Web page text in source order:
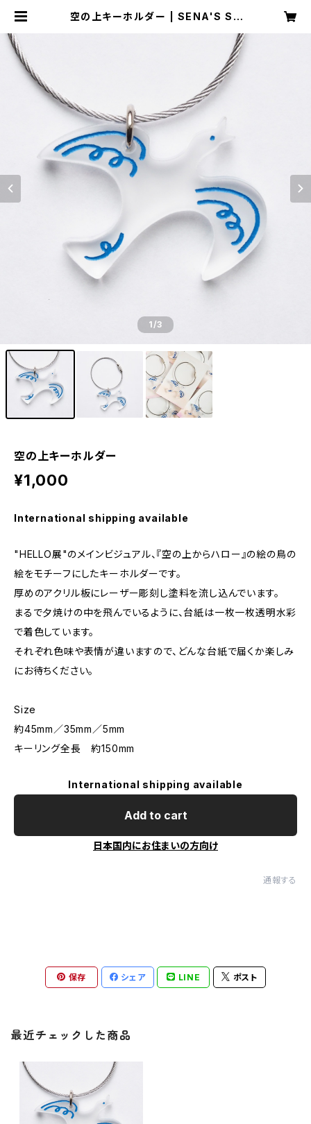
空の上キーホルダー | SENA'S ST
1/3
空の上キーホルダー
¥1,000
International shipping available
"HELLO展"のメインビジュアル、『空の上からハロー』の絵の鳥の
絵をモチーフにしたキーホルダーです。
厚めのアクリル板にレーザー彫刻し塗料を流し込んでいます。
まるで夕焼けの中を飛んでいるように、台紙は一枚一枚透明水彩
で着色しています。
それぞれ色味や表情が違いますので、どんな台紙で届くか楽しみ
にお待ちください。
Size
約45mm／35mm／5mm
キーリング全長 約150mm
International shipping available
Add to cart
日本国内にお住まいの方向け
通報する
保存 シェア LINE ポスト
最近チェックした商品